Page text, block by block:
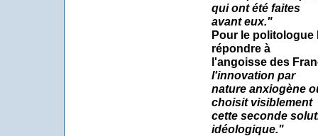
qui ont été faites
avant eux."
Pour le politologue
répondre à
l'angoisse des
l'innovation par
nature anxiogène
choisit visiblement
cette seconde
idéologique."